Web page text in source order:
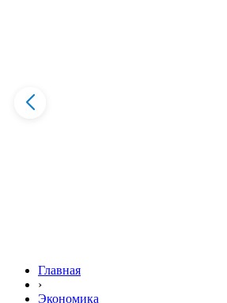
Главная
›
Экономика